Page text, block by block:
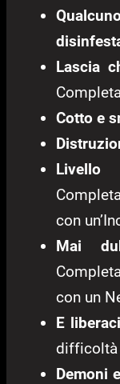
Lascia
Cotto e
Livello
con
Mai
con un
E
difficoltà
Demoni